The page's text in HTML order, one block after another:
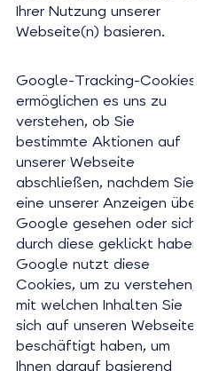
Ihrer Nutzung unserer
Webseite(n) basieren.
Google-Tracking-Cookies
ermöglichen es uns zu
verstehen, ob Sie
bestimmte Aktionen auf
unserer Webseite
abschließen, nachdem Sie
eine unserer Anzeigen über
Google gesehen oder sich
durch diese geklickt haben.
Google nutzt diese
Cookies, um zu verstehen,
mit welchen Inhalten Sie
sich auf unseren Webseiten
beschäftigt haben, um
Ihnen darauf basierend